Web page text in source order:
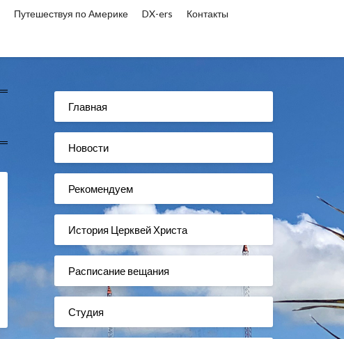
Путешествуя по Америке DX-ers Контакты
Главная
Новости
Рекомендуем
История Церквей Христа
Расписание вещания
Студия